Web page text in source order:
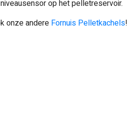
op het pelletreservoir.
onze andere Fornuis Pelletkachels!